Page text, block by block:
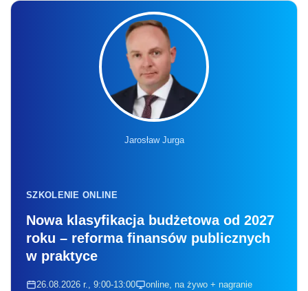
Jarosław Jurga
SZKOLENIE ONLINE
Nowa klasyfikacja budżetowa od 2027
roku – reforma finansów publicznych
w praktyce
26.08.2026 r., 9:00-13:00 online, na żywo + nagranie